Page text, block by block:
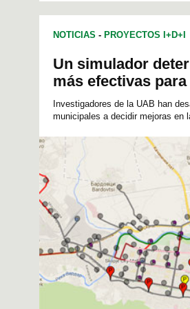
INGENIERÍA DE
NOTICIAS - PROYECTOS I+D+I
Un simulador
más efectivas
Investigadores de la UAB han
municipales a decidir mejoras en